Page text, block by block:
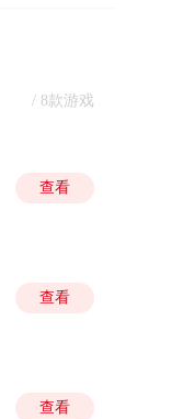
/ 8款游戏
查看
查看
查看